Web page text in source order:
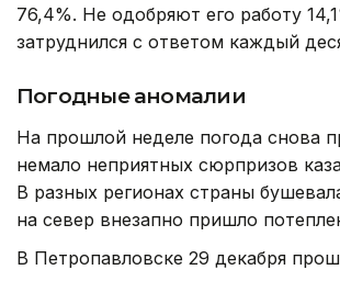
76,4%. Не одобряют его работу
затруднился с ответом каждый
Погодные аномалии
На прошлой неделе погода снова
немало неприятных сюрпризов
В разных регионах страны
на север внезапно пришло
В Петропавловске 29 декабря